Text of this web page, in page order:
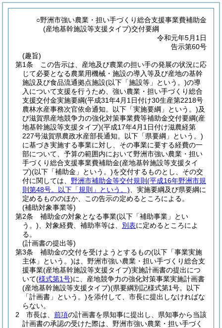
○野洲市強い農業・担い手づくり総合支援事業費補助金
(産地基幹施設等支援タイプ)交付要綱
令和元年5月1日
告示第60号
(趣旨)
第1条
この告示は、産地及び農業の担い手の発展の状況に応
じて必要となる農業用機械・施設の導入等及び産地の基幹
施設及び食品流通拠点施設(以下「施設等」という。)の導
入について支援を行うため、強い農業・担い手づくり総合
支援交付金実施要綱(平成31年4月1日付け30生産第2218号
農林水産事務次官依命通知。以下「実施要綱」という。)及
び滋賀県産地競争力の強化対策事業費等補助金交付要綱(産
地基幹施設等支援タイプ)(平成17年4月1日付け滋農経第
227号滋賀県農政水産部長通知。以下「県要綱」という。)
に基づき実施する事業に対し、その事業に要する経費の一
部について、予算の範囲内において野洲市強い農業・担い
手づくり総合支援事業費補助金(産地基幹施設等支援タイ
プ)(以下「補助金」という。)を交付するものとし、その交
付に関しては、 野洲市補助金等交付規則 (平成16年野洲市規
則第48号。以下「規則」という。) 、実施要綱及び県要綱に
定めるもののほか、この告示の定めるところによる。
(補助対象事業等)
第2条
補助金の対象となる事業(以下「補助事業」とい
う。) 、対象経費、補助率等は、 別表に定めるところによ
る。
(計画書の提出等)
第3条
補助金の交付を受けようとするもの(以下「事業実施
主体」という。)は、野洲市強い農業・担い手づくり総合支
援事業(産地基幹施設等支援タイプ)実施計画書の提出につ
いて(様式第1号)に、産地競争力の強化対策事業実施計画書
(産地基幹施設等支援タイプ)(県要綱別記様式第1号。以下
「計画書」という。)を添付して、市長に提出しなければな
らない。
2
市長は、 前項の計画書を県知事に提出し、県知事から当該
計画書の承認の受けた際は、野洲市強い農業・担い手づく